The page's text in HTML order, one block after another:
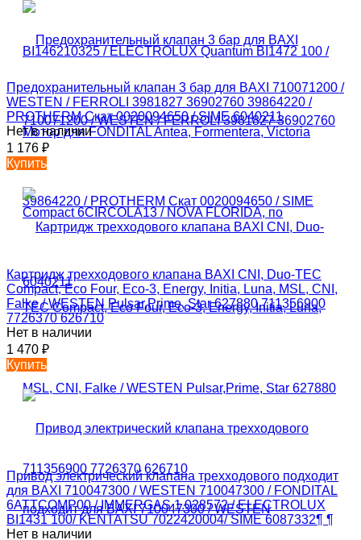
Предохранительный клапан 3 бар для BAXI 710071200 /
WESTEN / FERROLI 3981827 36902760 39864220 /
PROTHERM Скат 0020094650 / SIME 6040211
Нет в наличии
1 176 ₽
Купить
Картридж трехходового клапана BAXI CNI, Duo-TEC
Compact, Eco Four, Eco-3, Energy, Initia, Luna, MSL, CNI,
Falke / WESTEN Pulsar,Prime, Star 627880 711356900
7726370 626710
Нет в наличии
1 470 ₽
Купить
Привод электрический клапана трехходового подходит
для BAXI 710047300 / WESTEN 710047300 / FONDITAL
6ATTCOMP00 / IMMERGAS 1.028572 / ELECTROLUX
BI1431 100/ KENTATSU 7022420004/ SIME 6087332¶ ¶
Нет в наличии